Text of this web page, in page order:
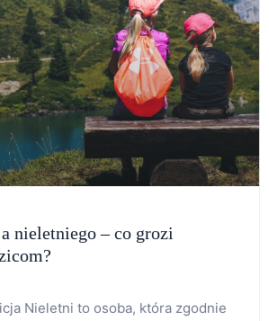
nieletniego – co grozi
Nieletni to osoba, która zgodnie